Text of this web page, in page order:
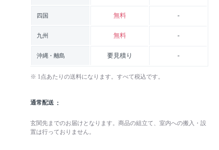
四国 無料 -
九州 無料 -
沖縄・離島 要見積り -
※ 1点あたりの送料になります。すべて税込です。
通常配送
玄関先までのお届けとなります。商品の組立て、室内への搬入・設
置は行っておりません。